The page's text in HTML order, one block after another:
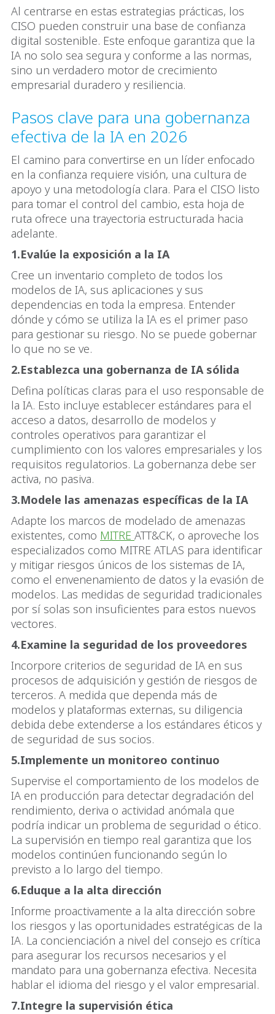
Al centrarse en estas estrategias prácticas, los
CISO pueden construir una base de confianza
digital sostenible. Este enfoque garantiza que la
IA no solo sea segura y conforme a las normas,
sino un verdadero motor de crecimiento
empresarial duradero y resiliencia.
Pasos clave para una gobernanza
efectiva de la IA en 2026
El camino para convertirse en un líder enfocado
en la confianza requiere visión, una cultura de
apoyo y una metodología clara. Para el CISO listo
para tomar el control del cambio, esta hoja de
ruta ofrece una trayectoria estructurada hacia
adelante.
1.Evalúe la exposición a la IA
Cree un inventario completo de todos los
modelos de IA, sus aplicaciones y sus
dependencias en toda la empresa. Entender
dónde y cómo se utiliza la IA es el primer paso
para gestionar su riesgo. No se puede gobernar
lo que no se ve.
2.Establezca una gobernanza de IA sólida
Defina políticas claras para el uso responsable de
la IA. Esto incluye establecer estándares para el
acceso a datos, desarrollo de modelos y
controles operativos para garantizar el
cumplimiento con los valores empresariales y los
requisitos regulatorios. La gobernanza debe ser
activa, no pasiva.
3.Modele las amenazas específicas de la IA
Adapte los marcos de modelado de amenazas
existentes, como MITRE ATT&CK, o aproveche los
especializados como MITRE ATLAS para identificar
y mitigar riesgos únicos de los sistemas de IA,
como el envenenamiento de datos y la evasión de
modelos. Las medidas de seguridad tradicionales
por sí solas son insuficientes para estos nuevos
vectores.
4.Examine la seguridad de los proveedores
Incorpore criterios de seguridad de IA en sus
procesos de adquisición y gestión de riesgos de
terceros. A medida que dependa más de
modelos y plataformas externas, su diligencia
debida debe extenderse a los estándares éticos y
de seguridad de sus socios.
5.Implemente un monitoreo continuo
Supervise el comportamiento de los modelos de
IA en producción para detectar degradación del
rendimiento, deriva o actividad anómala que
podría indicar un problema de seguridad o ético.
La supervisión en tiempo real garantiza que los
modelos continúen funcionando según lo
previsto a lo largo del tiempo.
6.Eduque a la alta dirección
Informe proactivamente a la alta dirección sobre
los riesgos y las oportunidades estratégicas de la
IA. La concienciación a nivel del consejo es crítica
para asegurar los recursos necesarios y el
mandato para una gobernanza efectiva. Necesita
hablar el idioma del riesgo y el valor empresarial.
7.Integre la supervisión ética